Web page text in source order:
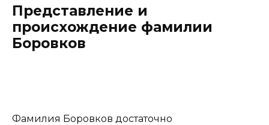
Представление и
происхождение фамилии
Боровков
Фамилия Боровков достаточно